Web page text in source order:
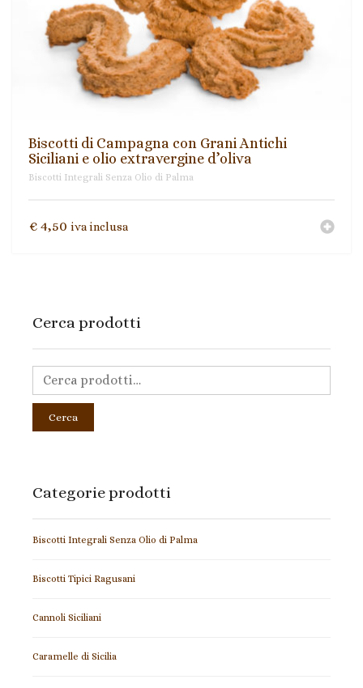
Ingredienti per ricette
Biscotti Integrali Senza Olio di Palma
Mieli di Sicilia
Prodotti tipici siciliani
Biscotti di Campagna con Grani Antichi
Siciliani e olio extravergine d’oliva
Biscotti Integrali Senza Olio di Palma
€ 4,50 iva inclusa
Cerca prodotti
Cerca
Categorie prodotti
Biscotti Integrali Senza Olio di Palma
Biscotti Tipici Ragusani
Cannoli Siciliani
Caramelle di Sicilia